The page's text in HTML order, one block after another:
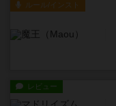
ルール/インスト
レビュー